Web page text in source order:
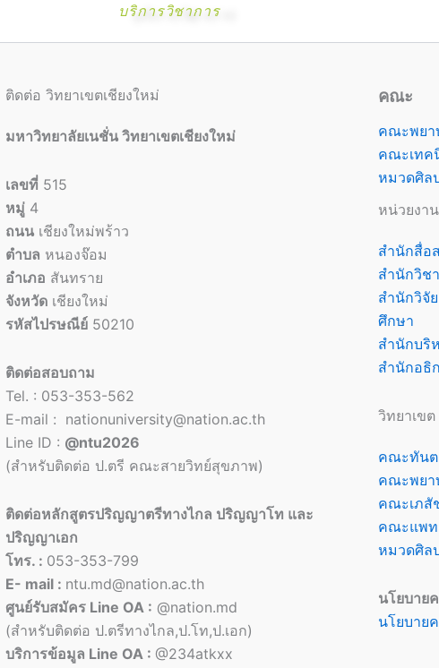
บริการวิชาการ
ติดต่อ วิทยาเขตเชียงใหม่
มหาวิทยาลัยเนชั่น วิทยาเขตเชียงใหม่
เลขที่ 515
หมู่4
ถนนเชียงใหม่พร้าว
ตำบล หนองจ๊อม
อำเภอ สันทราย
จังหวัดเชียงใหม่
รหัสไปรษณีย์50210
ติดต่อสอบถาม
Tel. : 053-353-562
E-mail : nationuniversity@nation.ac.th
Line ID : @ntu2026
(สำหรับติดต่อ ป.ตรี คณะสายวิทย์สุขภาพ)
ติดต่อหลักสูตรปริญญาตรีทางไกล ปริญญาโท และ
ปริญญาเอก
โทร. : 053-353-799
E- mail : ntu.md@nation.ac.th
ศูนย์รับสมัคร Line OA : @nation.md
(สำหรับติดต่อ ป.ตรีทางไกล,ป.โท,ป.เอก)
บริการข้อมูล Line OA : @234atkxx
คณะ
คณะพยา
คณะเทค
หมวดศิล
หน่วยงาน
สำนักสื่อ
สำนักวิช
สำนักวิจั
ศึกษา
สำนักบริ
สำนักอธิ
วิทยาเขต
คณะทันต
คณะพยา
คณะเภสั
คณะแพท
หมวดศิล
นโยบาย
นโยบาย